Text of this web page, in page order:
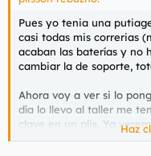
Pues yo tenia una
casi todas mis correrias
acaban las baterías y no
cambiar la de soporte,
Ahora voy a ver si lo
día lo llevo al taller me
clave en un plis. Ya
Otra solución es ponerlo
Haz